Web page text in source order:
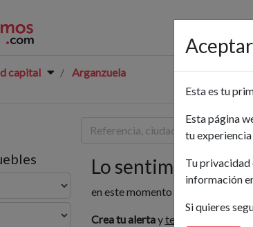
capital Arganzuela
Lo sentimos...
en este momento no hay anuncios
Crea tu alertayte avisaremos en
Esta es tu
Esta página
tu
Tu privacidad
información
Si quieres